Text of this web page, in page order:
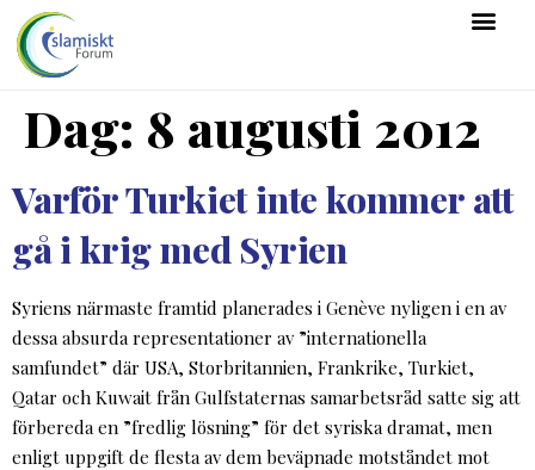
Dag: 8 augusti 2012
Varför Turkiet inte kommer att
gå i krig med Syrien
Syriens närmaste framtid planerades i Genève nyligen i en av
dessa absurda representationer av ”internationella
samfundet” där USA, Storbritannien, Frankrike, Turkiet,
Qatar och Kuwait från Gulfstaternas samarbetsråd satte sig att
förbereda en ”fredlig lösning” för det syriska dramat, men
enligt uppgift de flesta av dem beväpnade motståndet mot